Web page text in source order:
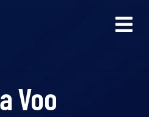
Voo